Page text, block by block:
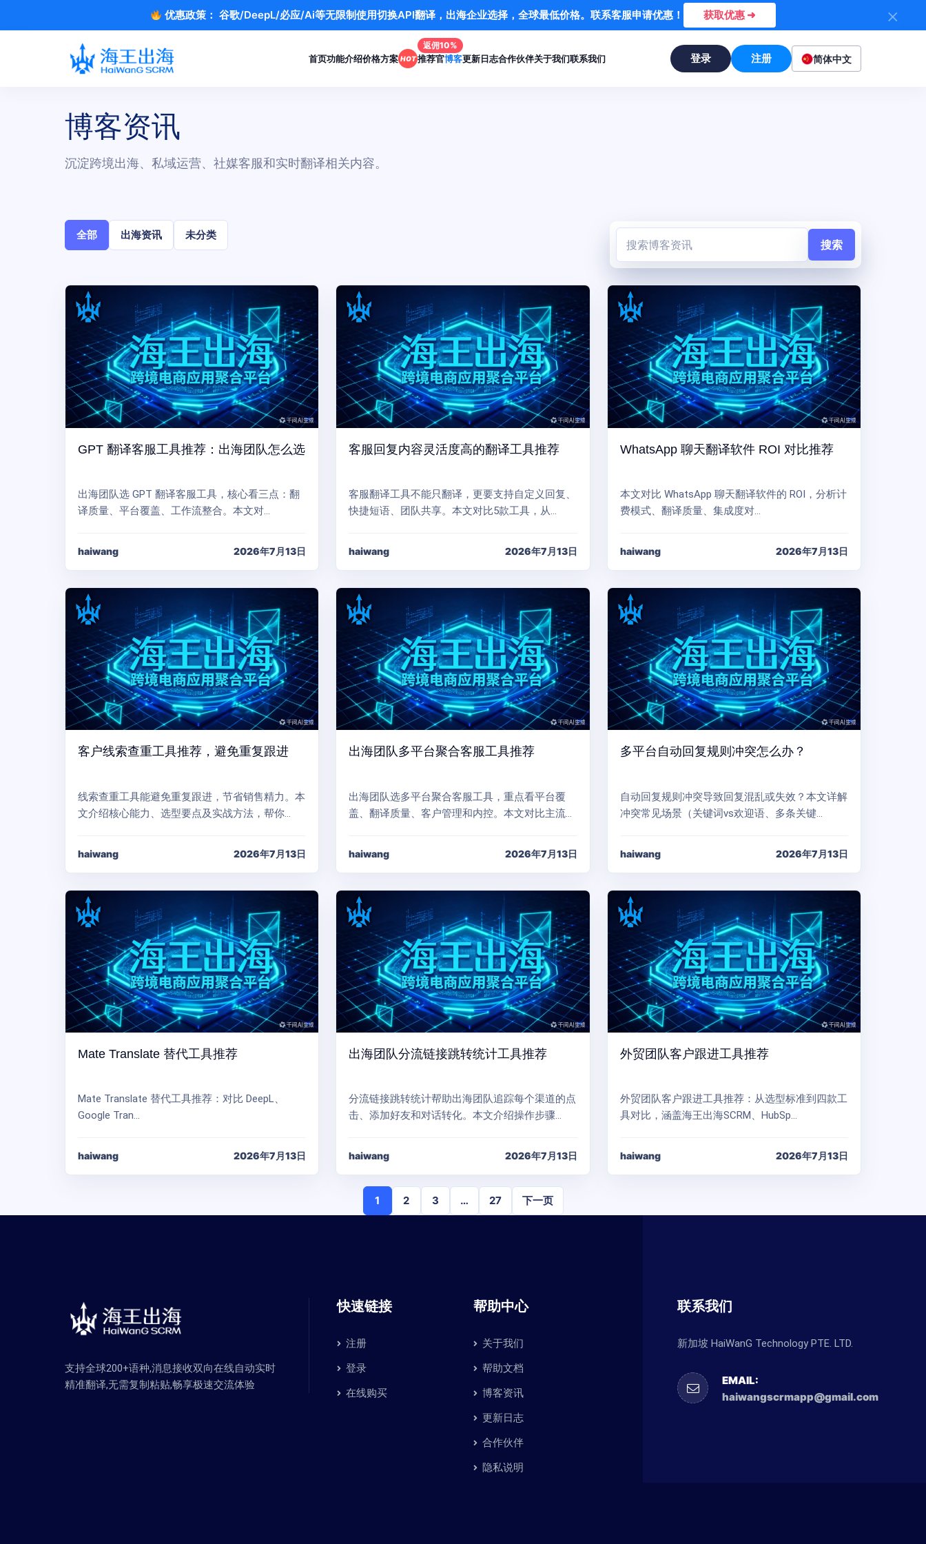
优惠政策： 谷歌/DeepL/必应/Ai等无限制使用切换API翻译，出海企业选择，全球最低价格。联系客服申请优惠！ 获取优惠 ➜ ×
首页功能介绍价格方案 HOT 推荐官
返佣10%
博客更新日志合作伙伴关于我们联系我们 登录 注册 简体中文
博客资讯
沉淀跨境出海、私域运营、社媒客服和实时翻译相关内容。
全部 出海资讯 未分类
搜索
GPT 翻译客服工具推荐：出海团队怎么选
出海团队选 GPT 翻译客服工具，核心看三点：翻
译质量、平台覆盖、工作流整合。本文对…
haiwang 2026年7月13日
客服回复内容灵活度高的翻译工具推荐
客服翻译工具不能只翻译，更要支持自定义回复、
快捷短语、团队共享。本文对比5款工具，从…
haiwang 2026年7月13日
WhatsApp 聊天翻译软件 ROI 对比推荐
本文对比 WhatsApp 聊天翻译软件的 ROI，分析计
费模式、翻译质量、集成度对…
haiwang 2026年7月13日
客户线索查重工具推荐，避免重复跟进
线索查重工具能避免重复跟进，节省销售精力。本
文介绍核心能力、选型要点及实战方法，帮你…
haiwang 2026年7月13日
出海团队多平台聚合客服工具推荐
出海团队选多平台聚合客服工具，重点看平台覆
盖、翻译质量、客户管理和内控。本文对比主流…
haiwang 2026年7月13日
多平台自动回复规则冲突怎么办？
自动回复规则冲突导致回复混乱或失效？本文详解
冲突常见场景（关键词vs欢迎语、多条关键…
haiwang 2026年7月13日
Mate Translate 替代工具推荐
Mate Translate 替代工具推荐：对比 DeepL、
Google Tran…
haiwang 2026年7月13日
出海团队分流链接跳转统计工具推荐
分流链接跳转统计帮助出海团队追踪每个渠道的点
击、添加好友和对话转化。本文介绍操作步骤…
haiwang 2026年7月13日
外贸团队客户跟进工具推荐
外贸团队客户跟进工具推荐：从选型标准到四款工
具对比，涵盖海王出海SCRM、HubSp…
haiwang 2026年7月13日
1 2 3 … 27 下一页
支持全球200+语种,消息接收双向在线自动实时
精准翻译,无需复制粘贴,畅享极速交流体验
快速链接
注册
登录
在线购买
帮助中心
关于我们
帮助文档
博客资讯
更新日志
合作伙伴
隐私说明
联系我们
新加坡 HaiWanG Technology PTE. LTD.
EMAIL:
haiwangscrmapp@gmail.com